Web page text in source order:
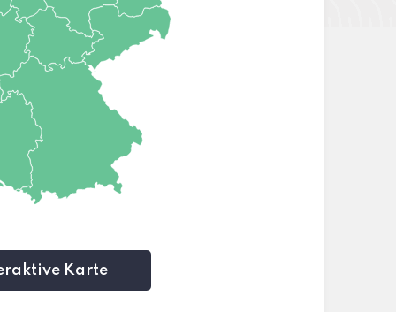
Karte